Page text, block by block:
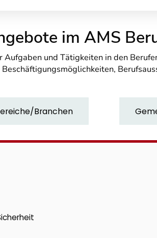
im AMS
und Tätigkeiten in den
Branchen